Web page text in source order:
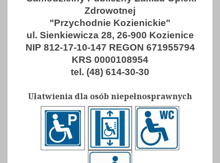
Zdrowotnej
"Przychodnie Kozienickie"
ul. Sienkiewicza 28, 26-900 Kozienice
NIP 812-17-10-147 REGON 671955794
KRS 0000108954
tel. (48) 614-30-30
Ułatwienia dla osób niepełnosprawnych